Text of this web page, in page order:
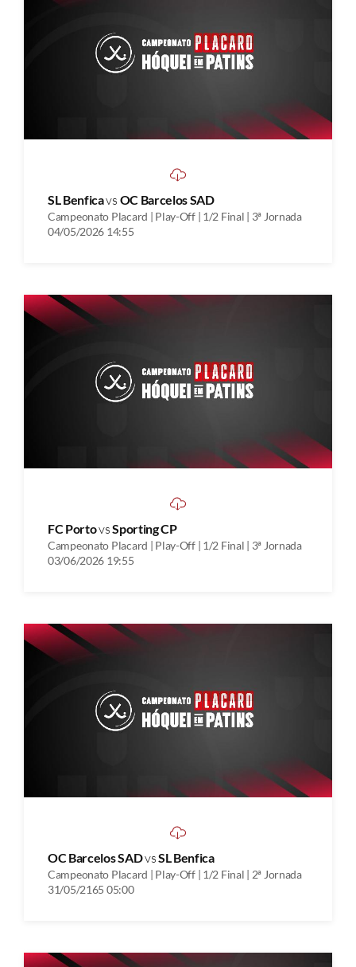
SL Benficavs OC Barcelos SAD
Campeonato Placard | Play-Off | 1/2 Final | 3ª Jornada
04/05/2026 14:55
FC PortovsSporting CP
Campeonato Placard | Play-Off | 1/2 Final | 3ª Jornada
03/06/2026 19:55
OC Barcelos SADvsSL Benfica
Campeonato Placard | Play-Off | 1/2 Final | 2ª Jornada
31/05/2165 05:00